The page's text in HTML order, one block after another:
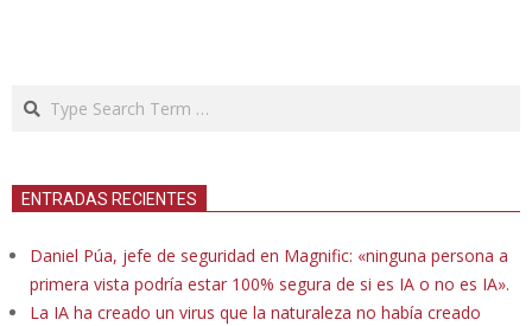
Search
ENTRADAS RECIENTES
Daniel Púa, jefe de seguridad en Magnific: «ninguna persona a
primera vista podría estar 100% segura de si es IA o no es IA».
La IA ha creado un virus que la naturaleza no había creado